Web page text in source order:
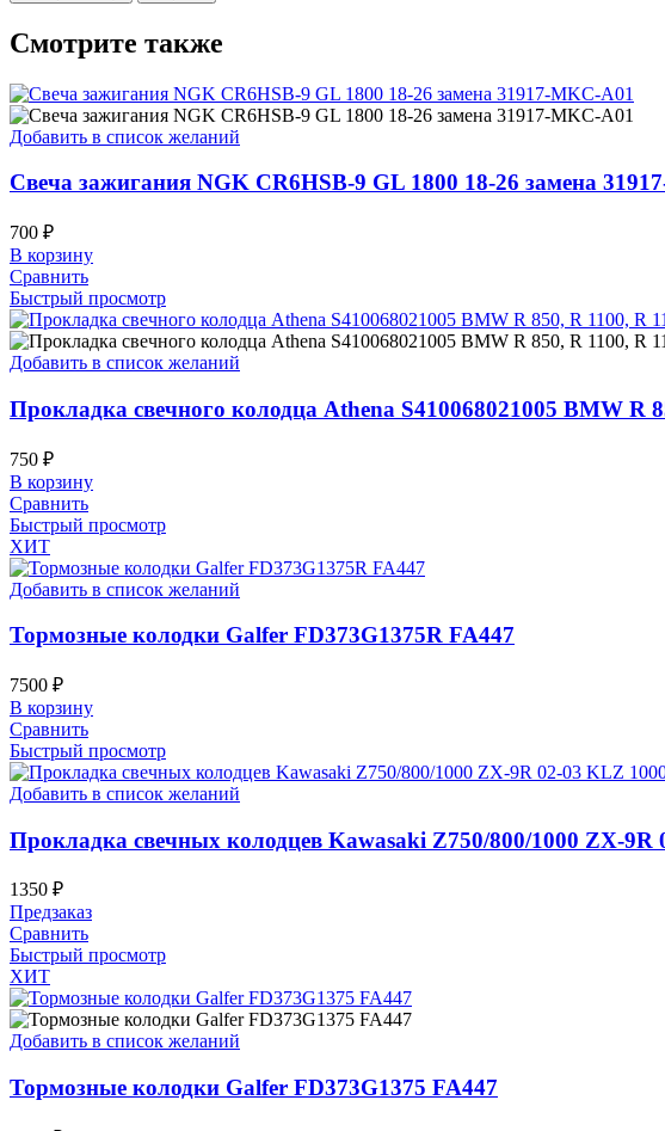
Смотрите также
Добавить в список желаний
Свеча зажигания NGK CR6HSB-9 GL 1800 18-26 замена
700 ₽
В корзину
Сравнить
Быстрый просмотр
Добавить в список желаний
Прокладка свечного колодца Athena S410068021005 BMW R
750 ₽
В корзину
Сравнить
Быстрый просмотр
ХИТ
Добавить в список желаний
Тормозные колодки Galfer FD373G1375R FA447
7500 ₽
В корзину
Сравнить
Быстрый просмотр
Добавить в список желаний
Прокладка свечных колодцев Kawasaki Z750/800/1000 ZX-
1350 ₽
Предзаказ
Сравнить
Быстрый просмотр
ХИТ
Добавить в список желаний
Тормозные колодки Galfer FD373G1375 FA447